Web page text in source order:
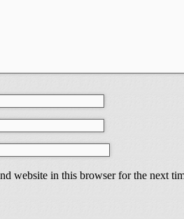
website in this browser for the next